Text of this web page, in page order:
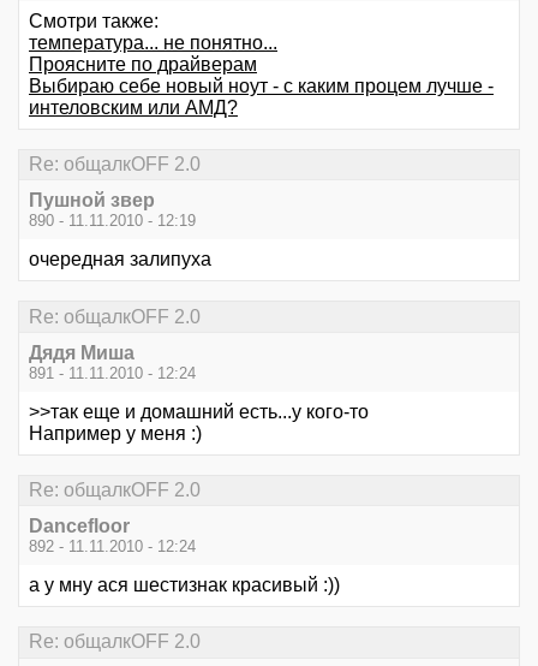
Смотри также:
температура... не понятно...
Проясните по драйверам
Выбираю себе новый ноут - с каким процем лучше -
интеловским или АМД?
Re: общалкOFF 2.0
Пушной звер
890 - 11.11.2010 - 12:19
очередная залипуха
Re: общалкOFF 2.0
Дядя Миша
891 - 11.11.2010 - 12:24
>>так еще и домашний есть...у кого-то
Например у меня :)
Re: общалкOFF 2.0
Dancefloor
892 - 11.11.2010 - 12:24
а у мну ася шестизнак красивый :))
Re: общалкOFF 2.0